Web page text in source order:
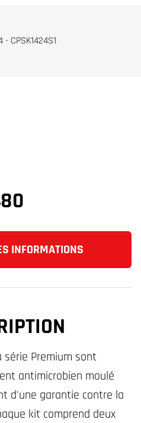
INFORMATIONS
Premium sont
antimicrobien moulé
d'une garantie contre la
kit comprend deux